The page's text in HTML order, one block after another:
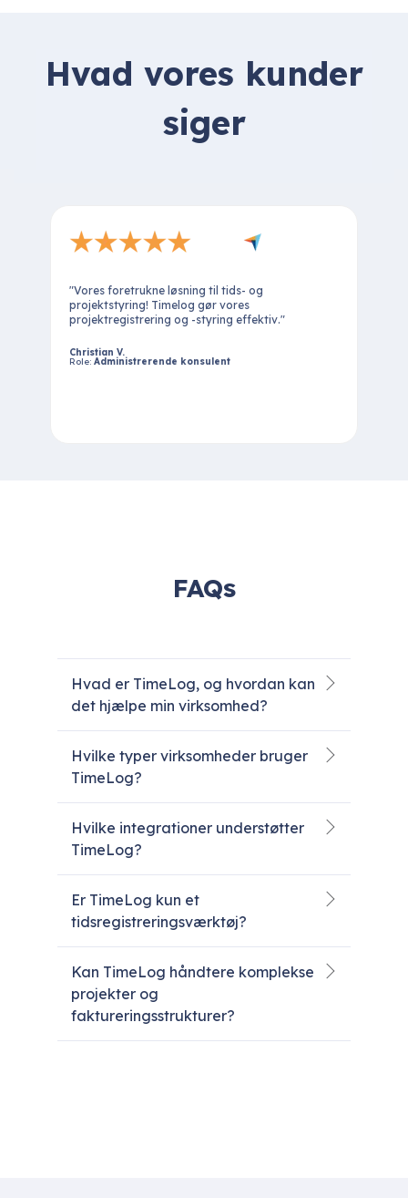
Hvad vores kunder
siger
"Vores foretrukne løsning til tids- og
projektstyring! Timelog gør vores
projektregistrering og -styring effektiv."
Christian V.
Role: Administrerende konsulent
FAQs
Hvad er TimeLog, og hvordan kan
det hjælpe min virksomhed?
Hvilke typer virksomheder bruger
TimeLog?
Hvilke integrationer understøtter
TimeLog?
Er TimeLog kun et
tidsregistreringsværktøj?
Kan TimeLog håndtere komplekse
projekter og
faktureringsstrukturer?